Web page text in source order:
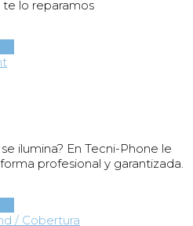
te lo reparamos
ilumina? En Tecni-Phone le
profesional y garantizada.